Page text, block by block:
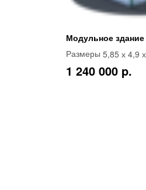
Модульное здание
Размеры 5,85 х 4,9
1 240 000 p.